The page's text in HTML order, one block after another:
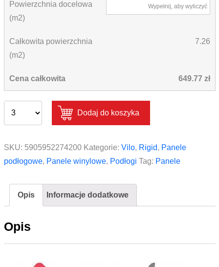
Powierzchnia docelowa
(m2)
Wypełnij, aby wyliczyć
Całkowita powierzchnia
(m2)
7.26
Cena całkowita 649.77 zł
Dodaj do koszyka
SKU: 5905952274200 Kategorie: Vilo, Rigid, Panele
podłogowe, Panele winylowe, Podłogi Tag: Panele
Opis Informacje dodatkowe
Opis